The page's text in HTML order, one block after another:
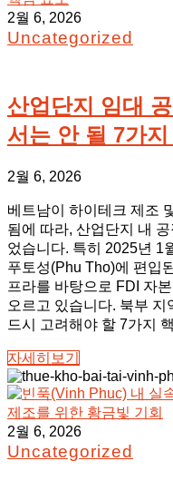
2월 6, 2026
Uncategorized
산업단지 임대
서는 안 될 7가
2월 6, 2026
베트남이 하이테크 제조
됨에 따라, 산업단지 내
었습니다. 특히 2025년 1
푸토성(Phu Tho)에 편입
프라를 바탕으로 FDI 자
오르고 있습니다. 북부
드시 고려해야 할 7가지
자세히보기
2월 6, 2026
Uncategorized